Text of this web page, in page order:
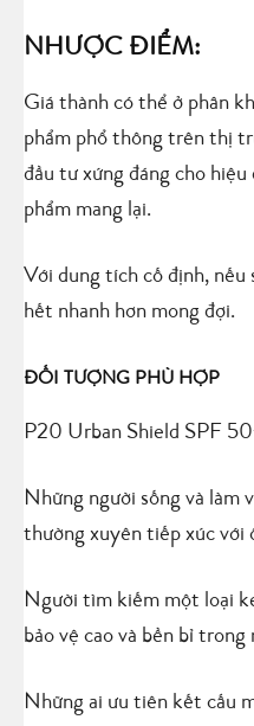
NHƯỢC ĐIỂM:
Giá thành có thể ở phân
phẩm phổ thông trên thị
đầu tư xứng đáng cho hiệu
phẩm mang lại.
Với dung tích cố định, nếu
hết nhanh hơn mong đợi.
ĐỐI TƯỢNG PHÙ HỢP
P20 Urban Shield SPF
Những người sống và làm
thường xuyên tiếp xúc với
Người tìm kiếm một loại
bảo vệ cao và bền bỉ trong
Những ai ưu tiên kết cấu